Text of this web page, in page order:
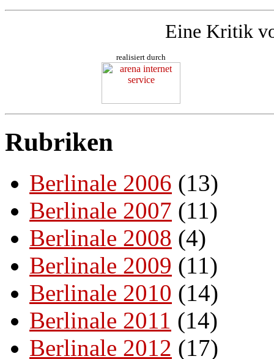
Eine Kritik
realisiert durch
Rubriken
Berlinale 2006 (13)
Berlinale 2007 (11)
Berlinale 2008 (4)
Berlinale 2009 (11)
Berlinale 2010 (14)
Berlinale 2011 (14)
Berlinale 2012 (17)